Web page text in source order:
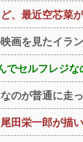
、最近空芯菜
映画を見たイラ
でセルフレジ
なのが普通に走
田栄一郎が描